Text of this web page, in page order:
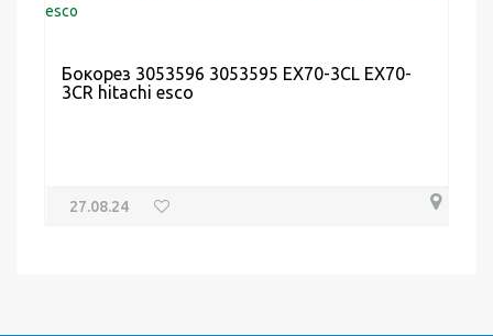
Бокорез 3053596 3053595 EX70-3CL EX70-
3CR hitachi esco
27.08.24